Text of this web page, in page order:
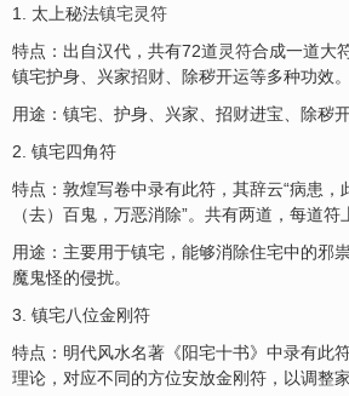
1. 太上秘法镇宅灵符
特点：出自汉代，共有72道灵符合成一道大
镇宅护身、兴家招财、除秽开运等多种功效。
用途：镇宅、护身、兴家、招财进宝、除秽开
2. 镇宅四角符
特点：敦煌写卷中录有此符，其辞云“病患，
（去）百鬼，万恶消除”。共有两道，每道符
用途：主要用于镇宅，能够消除住宅中的邪
魔鬼怪的侵扰。
3. 镇宅八位金刚符
特点：明代风水名著《阳宅十书》中录有此
理论，对应不同的方位安放金刚符，以调整